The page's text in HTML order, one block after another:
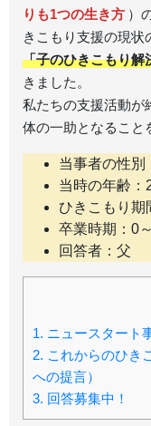
りも1つの生き方 ）
きこもり支援の現状
「子のひきこもり解
きました。
私たちの支援活動が
体の一助となること
当事者の性別
当時の年齢：
ひきこもり期
卒業時期：0
回答者：父
1. ニュースタート
2. これからのひき
への提言）
3. 回答募集中！